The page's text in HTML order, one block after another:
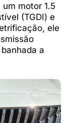
motor 1.5
(TGDI) e
ele
a